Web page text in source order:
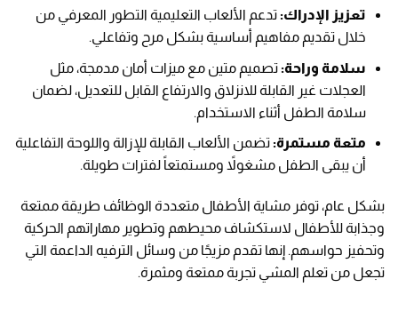
تعزيز الإدراك: تدعم الألعاب التعليمية التطور المعرفي من
خلال تقديم مفاهيم أساسية بشكل مرح وتفاعلي.
سلامة وراحة: تصميم متين مع ميزات أمان مدمجة، مثل
العجلات غير القابلة للانزلاق والارتفاع القابل للتعديل، لضمان
سلامة الطفل أثناء الاستخدام.
متعة مستمرة: تضمن الألعاب القابلة للإزالة واللوحة التفاعلية
أن يبقى الطفل مشغولاً ومستمتعاً لفترات طويلة.
بشكل عام، توفر مشاية الأطفال متعددة الوظائف طريقة ممتعة
وجذابة للأطفال لاستكشاف محيطهم وتطوير مهاراتهم الحركية
وتحفيز حواسهم. إنها تقدم مزيجًا من وسائل الترفيه الداعمة التي
تجعل من تعلم المشي تجربة ممتعة ومثمرة.